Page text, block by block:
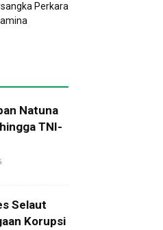
Perkara
Natuna
TNI-
Selaut
Korupsi